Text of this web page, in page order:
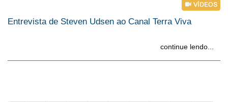
Entrevista de Steven Udsen ao Canal Terra Viva
continue lendo...